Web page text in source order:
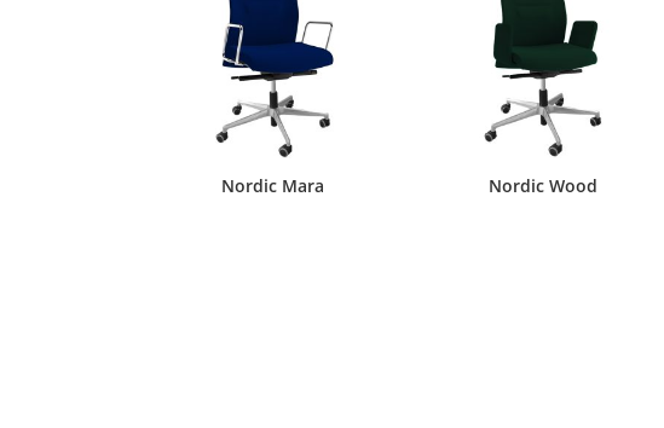
Nordic Mara Nordic Wood